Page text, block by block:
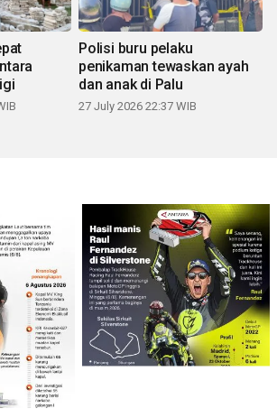
Polisi buru pelaku
penikaman tewaskan ayah
dan anak di Palu
27 July 2026 22:37 WIB